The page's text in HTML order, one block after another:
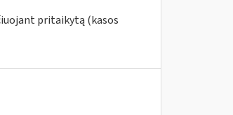
pritaikytą (kasos